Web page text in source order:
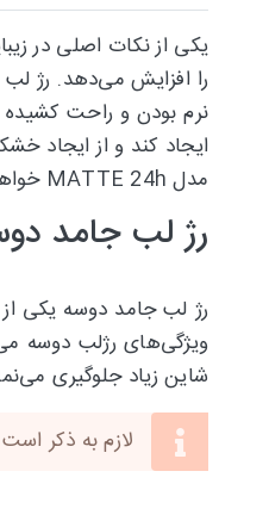
یکی از نکات اصلی در
را افزایش می‌دهد. رژ
نرم بودن و راحت
مدل MATTE 24h خواهیم پرداخت.
رژ لب جامد
رژ لب جامد دوسه یکی
شاین زیاد جلوگیری
لازم به ذکر